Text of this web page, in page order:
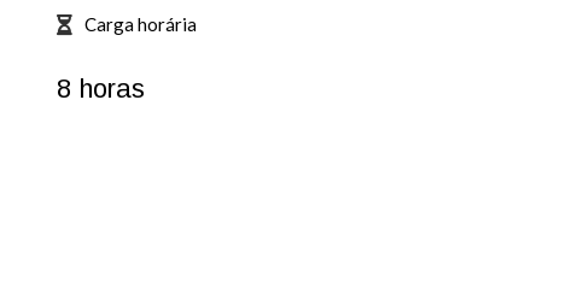
Carga horária
8 horas